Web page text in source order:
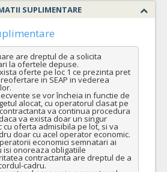
SUPLIMENTARE
are dreptul de a solicita
la ofertele depuse.
oferte pe loc 1 ce prezinta pret
in SEAP in vederea
se vor încheia in functie de
alocat, cu operatorul clasat pe
va continua procedura
va exista doar un singur
cu oferta admisibila pe lot, si va
doar cu acel operator economic.
economici semnatari ai
isi onoreaza obligatiile
contractanta are dreptul de a
cadru.